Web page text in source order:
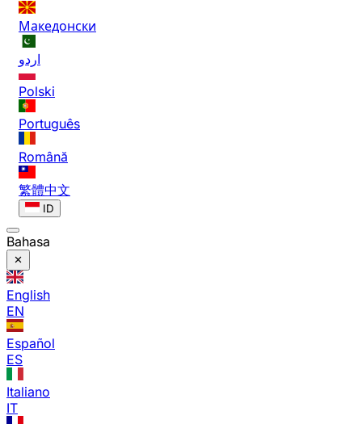
Македонски
اردو
Polski
Português
Română
繁體中文
ID
Bahasa
English
EN
Español
ES
Italiano
IT